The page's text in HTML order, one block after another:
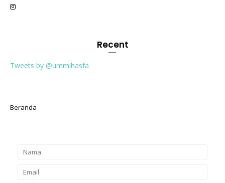
Recent
Tweets by @ummihasfa
Beranda